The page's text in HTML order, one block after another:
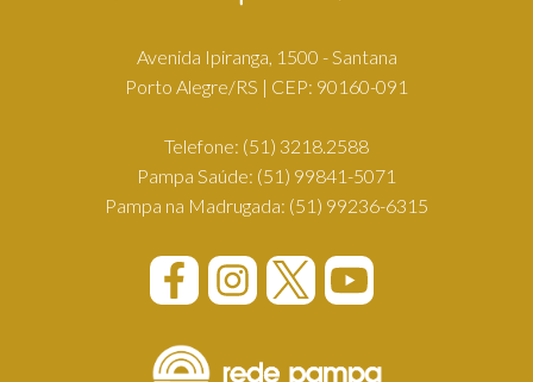
Avenida Ipiranga, 1500 - Santana
Porto Alegre/RS | CEP: 90160-091
Telefone: (51) 3218.2588
Pampa Saúde: (51) 99841-5071
Pampa na Madrugada: (51) 99236-6315